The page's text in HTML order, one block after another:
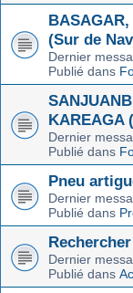
(Sur de
Dernier
Publié dans
KAREAGA
Dernier
Publié dans
Pneu
Dernier
Publié dans
Dernier
Publié dans